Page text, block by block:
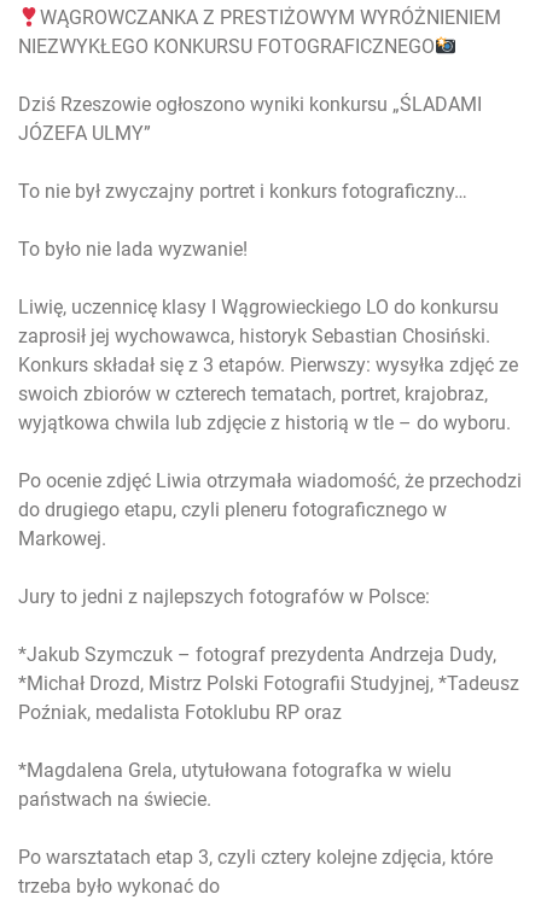
WĄGROWCZANKA Z PRESTIŻOWYM WYRÓŻNIENIEM
NIEZWYKŁEGO KONKURSU FOTOGRAFICZNEGO
Dziś Rzeszowie ogłoszono wyniki konkursu „ŚLADAMI
JÓZEFA ULMY”
To nie był zwyczajny portret i konkurs fotograficzny…
To było nie lada wyzwanie!
Liwię, uczennicę klasy I Wągrowieckiego LO do konkursu
zaprosił jej wychowawca, historyk Sebastian Chosiński.
Konkurs składał się z 3 etapów. Pierwszy: wysyłka zdjęć ze
swoich zbiorów w czterech tematach, portret, krajobraz,
wyjątkowa chwila lub zdjęcie z historią w tle – do wyboru.
Po ocenie zdjęć Liwia otrzymała wiadomość, że przechodzi
do drugiego etapu, czyli pleneru fotograficznego w
Markowej.
Jury to jedni z najlepszych fotografów w Polsce:
*Jakub Szymczuk – fotograf prezydenta Andrzeja Dudy,
*Michał Drozd, Mistrz Polski Fotografii Studyjnej, *Tadeusz
Poźniak, medalista Fotoklubu RP oraz
*Magdalena Grela, utytułowana fotografka w wielu
państwach na świecie.
Po warsztatach etap 3, czyli cztery kolejne zdjęcia, które
trzeba było wykonać do